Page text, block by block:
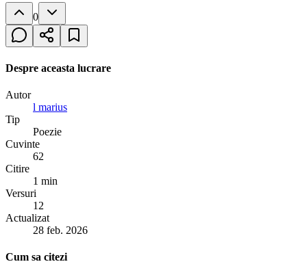
0
Despre aceasta lucrare
Autor
l marius
Tip
Poezie
Cuvinte
62
Citire
1 min
Versuri
12
Actualizat
28 feb. 2026
Cum sa citezi